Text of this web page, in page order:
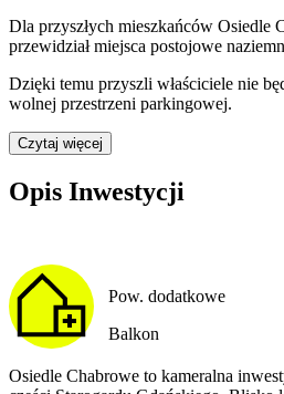
Dla przyszłych mieszkańców Osiedle
przewidziałmiejsca postojowe
Dzięki temu przyszli właściciele nie
wolnej przestrzeni parkingowej.
Czytaj więcej
Opis Inwestycji
Pow. dodatkowe
Balkon
Osiedle Chabrowe to kameralna